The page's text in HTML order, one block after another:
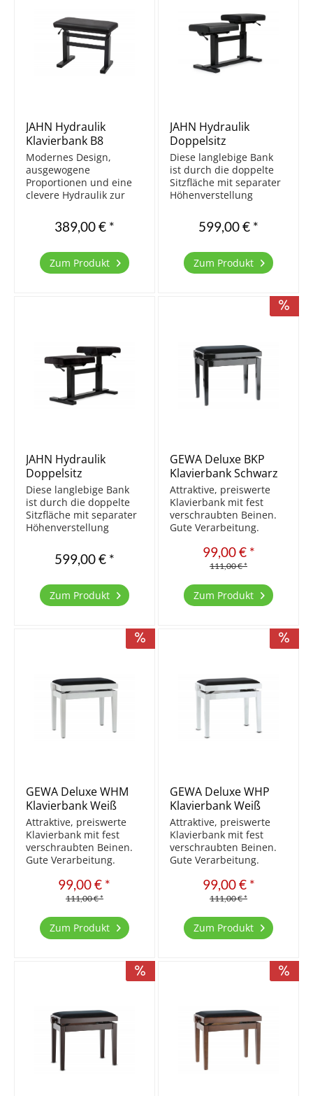
JAHN Hydraulik
Klavierbank B8
schwarz matt
Modernes Design,
ausgewogene
Proportionen und eine
clevere Hydraulik zur
der Sitzhöhe sind die
Besonderheiten dieser
nicht nur funktional,
sondern auch sehr
389,00 € *
Zum Produkt
JAHN Hydraulik
Doppelsitz
Klavierbank B8
Kunstleder schwarz
Diese langlebige Bank
ist durch die doppelte
Sitzfläche mit separater
Höhenverstellung
Lehrbetrieb und zum
vierhändigen
geeignet. Metallgestell
einfache Montage stoß-
Pulverbeschichtung...
599,00 € *
Zum Produkt
JAHN Hydraulik
Doppelsitz
Klavierbank B8
Velours
Diese langlebige Bank
ist durch die doppelte
Sitzfläche mit separater
Höhenverstellung
Lehrbetrieb und zum
vierhändigen
geeignet. Metallgestell
einfache Montage stoß-
Pulverbeschichtung...
599,00 € *
Zum Produkt
GEWA Deluxe BKP
Klavierbank Schwarz
poliert/Schwarz
Attraktive, preiswerte
Klavierbank mit fest
verschraubten Beinen.
Gute Verarbeitung.
preiswerten Bänke.
Massivholz Sitzfläche
M10 Schraubdübel mit
Gestell fixiert stufenlos
99,00 € *
111,00 € *
Zum Produkt
GEWA Deluxe WHM
Klavierbank Weiß
matt/Schwarz
Attraktive, preiswerte
Klavierbank mit fest
verschraubten Beinen.
Gute Verarbeitung.
preiswerten Bänke.
Massivholz Sitzfläche
M10 Schraubdübel mit
Gestell fixiert stufenlos
99,00 € *
111,00 € *
Zum Produkt
GEWA Deluxe WHP
Klavierbank Weiß
poliert/Schwarz
Attraktive, preiswerte
Klavierbank mit fest
verschraubten Beinen.
Gute Verarbeitung.
preiswerten Bänke.
Massivholz Sitzfläche
M10 Schraubdübel mit
Gestell fixiert stufenlos
99,00 € *
111,00 € *
Zum Produkt